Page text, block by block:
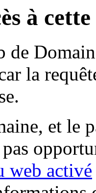
à
de
la
et le
web activé